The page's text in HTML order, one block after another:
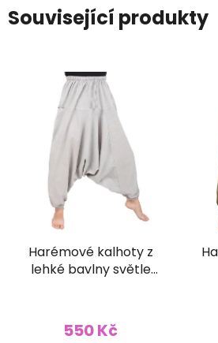
Související produkty
Harémové kalhoty z
lehké bavlny světle
550 Kč